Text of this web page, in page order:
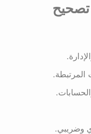
المرتبطة.
وضريبي.